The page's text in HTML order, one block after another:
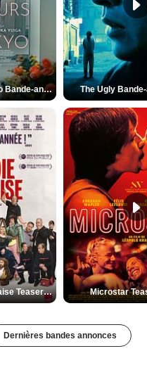
Des Fleurs pour Tokyo Bande-annonce VO STFR The Ugly
De la Comédie-Française Teaser (3) VF Microstar
Dernières bandes annonces